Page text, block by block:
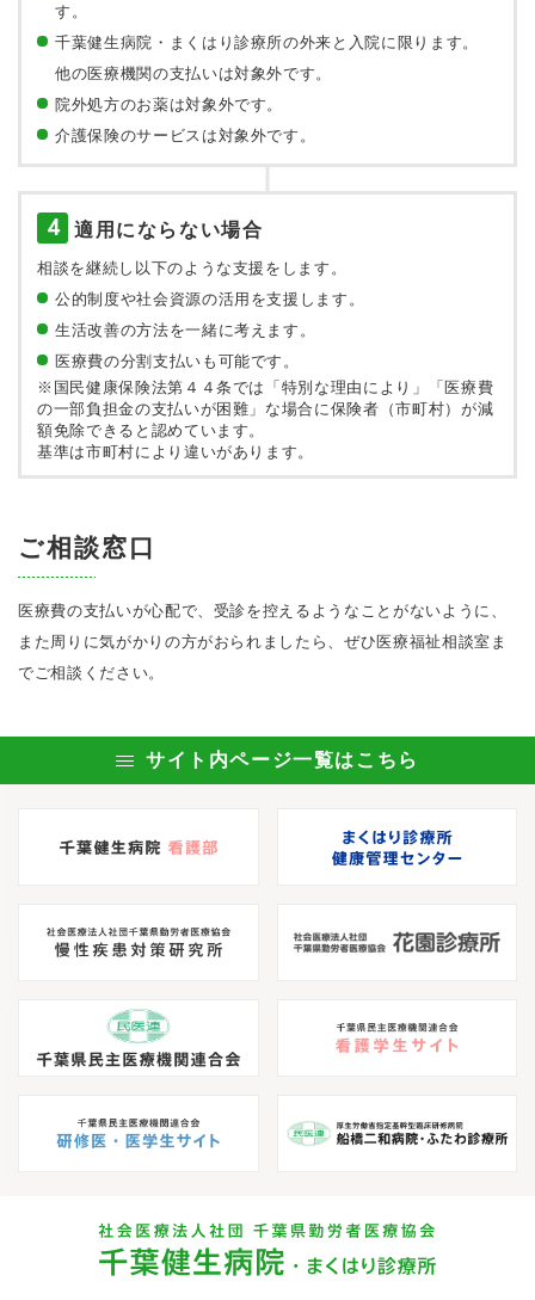
す。
千葉健生病院・まくはり診療所の外来と入院に限ります。
他の医療機関の支払いは対象外です。
院外処方のお薬は対象外です。
介護保険のサービスは対象外です。
4 適用にならない場合
相談を継続し以下のような支援をします。
公的制度や社会資源の活用を支援します。
生活改善の方法を一緒に考えます。
医療費の分割支払いも可能です。
※国民健康保険法第４４条では「特別な理由により」「医療費
の一部負担金の支払いが困難」な場合に保険者（市町村）が減
額免除できると認めています。
基準は市町村により違いがあります。
ご相談窓口
医療費の支払いが心配で、受診を控えるようなことがないように、
また周りに気がかりの方がおられましたら、ぜひ医療福祉相談室ま
でご相談ください。
サイト内ページ一覧はこちら